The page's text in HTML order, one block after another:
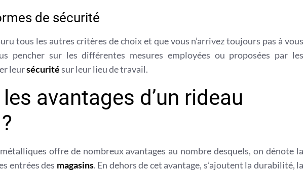
de sécurité
tous les autres critères de choix et que vous n’arrivez toujours pas à vous
pencher sur les différentes mesures employées ou proposées par les
leursécuritésur leur lieu de travail.
avantages d’un rideau
offre de nombreux avantages au nombre desquels, on dénote la
entrées des magasins. En dehors de cet avantage, s’ajoutent la durabilité, la